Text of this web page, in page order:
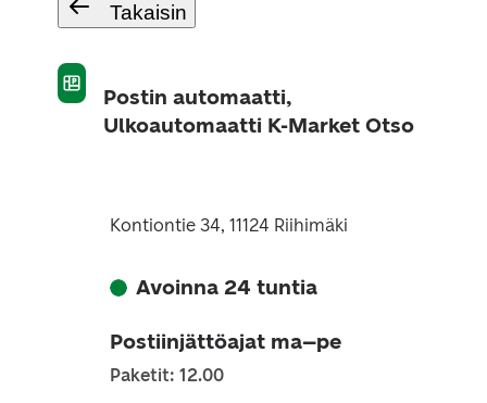
Takaisin
Postin automaatti,
Ulkoautomaatti K-Market Otso
Kontiontie 34, 11124 Riihimäki
Avoinna 24 tuntia
Postiinjättöajat ma–pe
Paketit: 12.00